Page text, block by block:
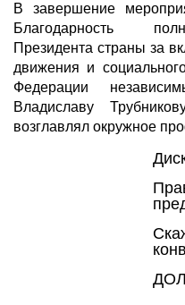
В завершение
Благодарность
Президента страны за
движения и
Федерации
Владиславу
возглавлял окружное
ДОЛ